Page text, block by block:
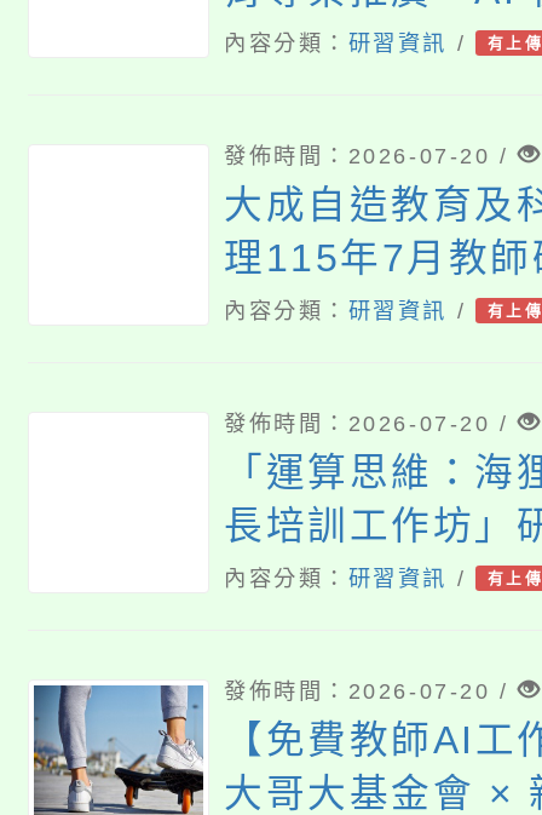
向的科學教學與
內容分類： 研習資訊 / 有上
發佈時間：2026-07-20 /
大成自造教育及
理115年7月教師
內容分類： 研習資訊 / 有上
發佈時間：2026-07-20 /
「運算思維：海
長培訓工作坊」
內容分類： 研習資訊 / 有上
發佈時間：2026-07-20 /
【免費教師AI工
大哥大基金會 ×